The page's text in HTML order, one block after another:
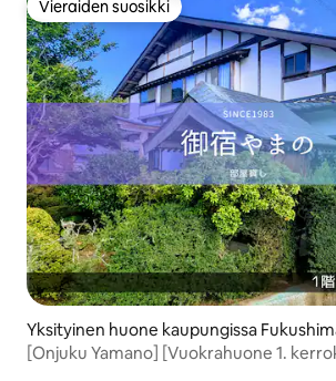
Vieraiden suosikki
Vieraiden suosikki
Yksityinen huone kaupungissa
[Onjuku Yamano] [Vuokrahuone 1.